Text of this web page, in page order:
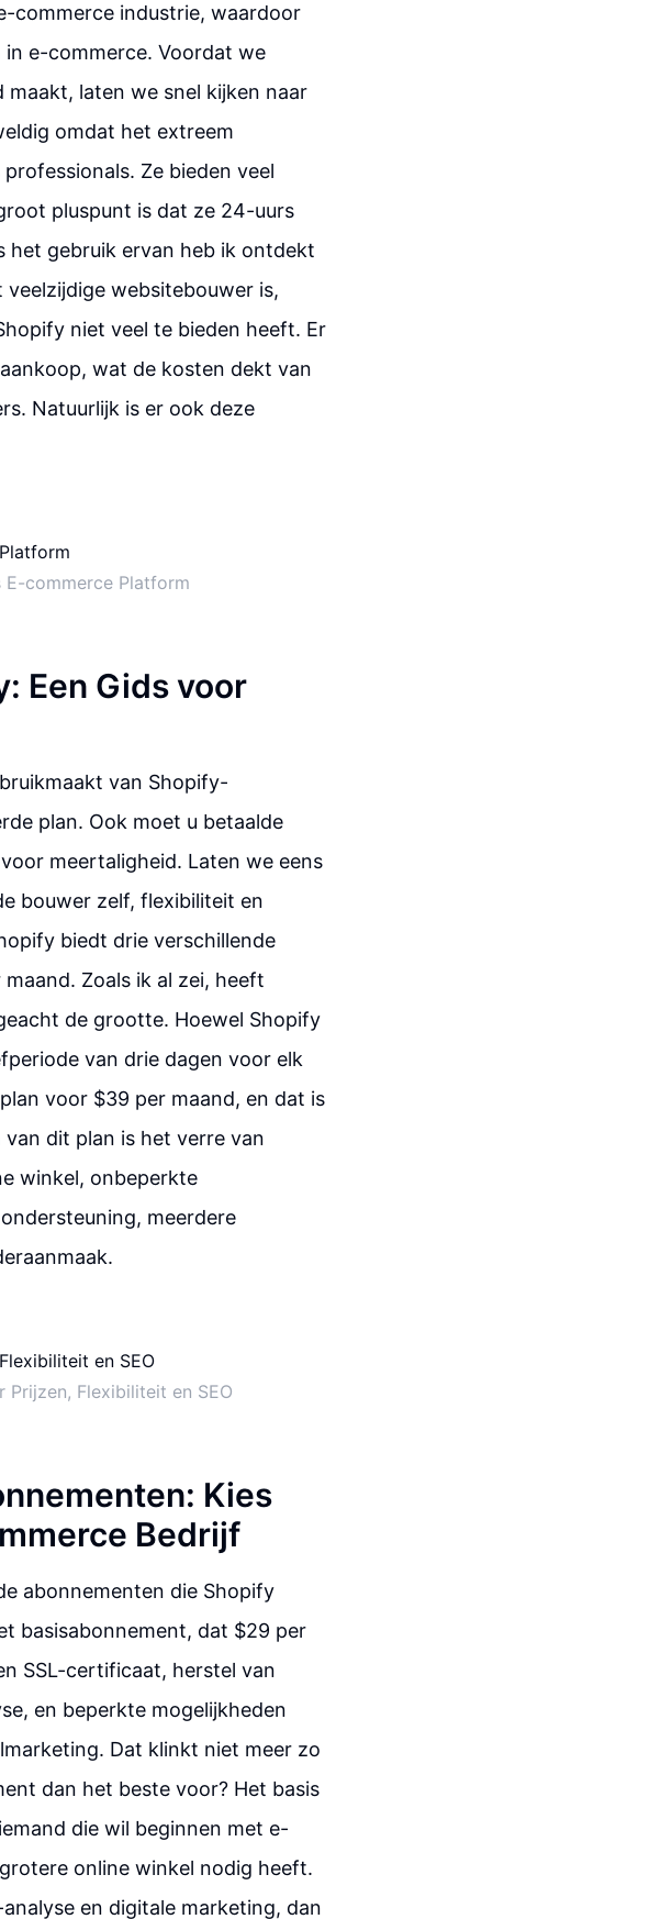
commerce industrie, waardoor
e-commerce. Voordat we
laten we snel kijken naar
omdat het extreem
Ze bieden veel
pluspunt is dat ze 24-uurs
het gebruik ervan heb ik ontdekt
websitebouwer is,
niet veel te bieden heeft. Er
wat de kosten dekt van
Natuurlijk is er ook deze
E-commerce Platform
Een Gids voor
van Shopify-
plan. Ook moet u betaalde
meertaligheid. Laten we eens
bouwer zelf, flexibiliteit en
biedt drie verschillende
Zoals ik al zei, heeft
de grootte. Hoewel Shopify
van drie dagen voor elk
voor $39 per maand, en dat is
dit plan is het verre van
winkel, onbeperkte
meerdere
Flexibiliteit en SEO
Kies
Bedrijf
abonnementen die Shopify
basisabonnement, dat $29 per
SSL-certificaat, herstel van
en beperkte mogelijkheden
Dat klinkt niet meer zo
dan het beste voor? Het basis
die wil beginnen met e-
online winkel nodig heeft.
en digitale marketing, dan